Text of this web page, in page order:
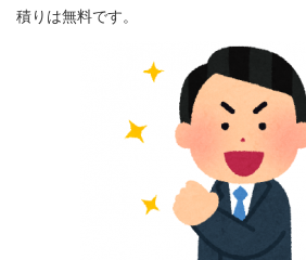
積りは無料です。